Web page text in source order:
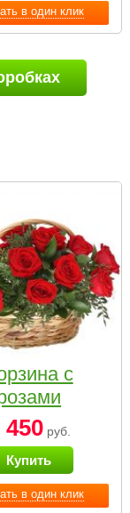
в один клик
в один клик
с
450руб.
Купить